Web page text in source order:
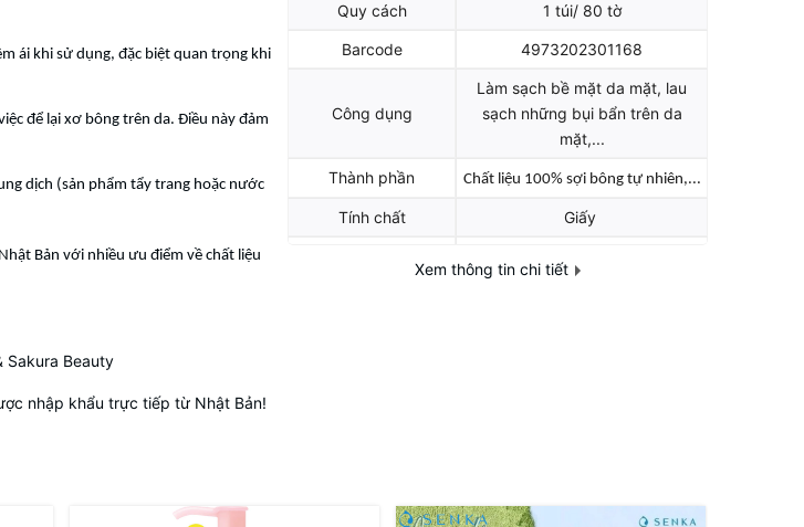
ái khi sử dụng, đặc biệt quan trọng khi
để lại xơ bông trên da. Điều này đảm
dịch (sản phẩm tẩy trang hoặc nước
Bản với nhiều ưu điểm về chất liệu
Sakura Beauty
nhập khẩu trực tiếp từ Nhật Bản!
Quy cách 1 túi/ 80 tờ
Barcode 4973202301168
Công dụng
Làm sạch bề mặt da mặt, lau
sạch những bụi bẩn trên da
mặt,...
Thành phần Chất liệu 100% sợi bông tự nhiên,...
Tính chất Giấy
Xem thông tin chi tiết